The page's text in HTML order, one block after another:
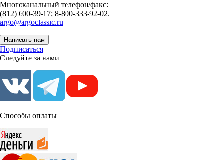
Многоканальный телефон/факс:
(812) 600-39-17; 8-800-333-92-02.
argo@argoclassic.ru
Написать нам
Подписаться
Следуйте за нами
Способы оплаты